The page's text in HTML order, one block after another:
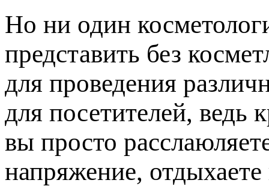
Но ни один
представить без
для проведения
для посетителей, ведь
вы просто
напряжение,